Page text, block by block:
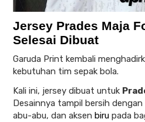
Jersey Prades Maja
Selesai Dibuat
Garuda Print kembali
kebutuhan tim sepak bola.
Kali ini, jersey dibuat untuk
Desainnya tampil bersih
abu-abu, dan aksen biru pada